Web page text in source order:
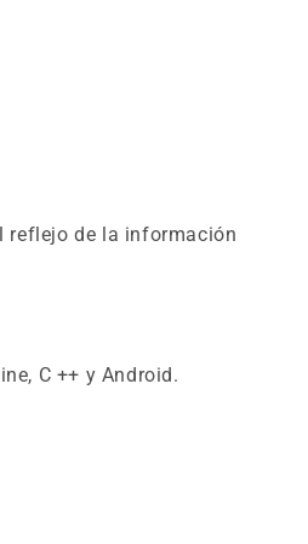
reflejo de la información
C ++ y Android.